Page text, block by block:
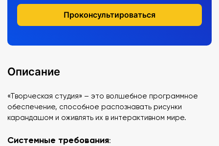
Проконсультироваться
Описание
«Творческая студия» – это волшебное программное
обеспечение, способное распознавать рисунки
карандашом и оживлять их в интерактивном мире.
Системные требования: